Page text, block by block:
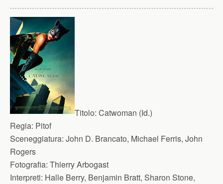
Titolo: Catwoman (Id.)
Regia: Pitof
Sceneggiatura: John D. Brancato, Michael Ferris, John
Rogers
Fotografia: Thierry Arbogast
Interpreti: Halle Berry, Benjamin Bratt, Sharon Stone,